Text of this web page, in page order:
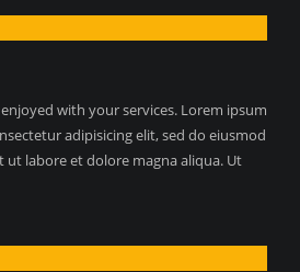
with your services. Lorem ipsum
adipisicing elit, sed do eiusmod
labore et dolore magna aliqua. Ut